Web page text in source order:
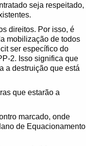
seja respeitado,
direitos. Por isso, é
mobilização de todos
ser específico do
2. Isso significa que
a destruição que está
que estarão a
marcado, onde
de Equacionamento